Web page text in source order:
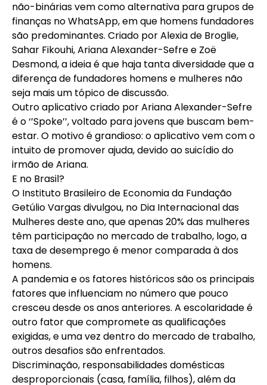
não-binárias vem como alternativa para grupos de
finanças no WhatsApp, em que homens fundadores
são predominantes. Criado por Alexia de Broglie,
Sahar Fikouhi, Ariana Alexander-Sefre e Zoë
Desmond, a ideia é que haja tanta diversidade que a
diferença de fundadores homens e mulheres não
seja mais um tópico de discussão.
Outro aplicativo criado por Ariana Alexander-Sefre
é o ‘’Spoke’’, voltado para jovens que buscam bem-
estar. O motivo é grandioso: o aplicativo vem com o
intuito de promover ajuda, devido ao suicídio do
irmão de Ariana.
E no Brasil?
O Instituto Brasileiro de Economia da Fundação
Getúlio Vargasdivulgou, no Dia Internacional das
Mulheres deste ano, que apenas 20% das mulheres
têm participação no mercado de trabalho, logo, a
taxa de desemprego é menor comparada à dos
homens.
A pandemia e os fatores históricos são os principais
fatores que influenciam no número que pouco
cresceu desde os anos anteriores. A escolaridade é
outro fator que compromete as qualificações
exigidas, e uma vez dentro do mercado de trabalho,
outros desafios são enfrentados.
Discriminação, responsabilidades domésticas
desproporcionais (casa, família, filhos), além da